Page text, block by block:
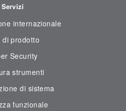
Servizi
internazionale
di prodotto
Security
strumenti
di sistema
funzionale